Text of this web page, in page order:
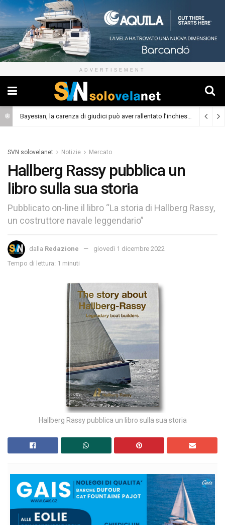
ADVERTISEMENT
Bayesian, la carenza di giudici può aver rallentato l’inchiesta (Cronaca)
SVN solovelanet Notizie Mercato
Hallberg Rassy pubblica un
libro sulla sua storia
Pubblicato on-line il libro “La storia di Hallberg Rassy,
un costruttore navale leggendario”
dalla Redazione
giovedì 1 dicembre 2022
Tempo di lettura: 1 minuti
Hallberg Rassy pubblica un libro sulla sua storia